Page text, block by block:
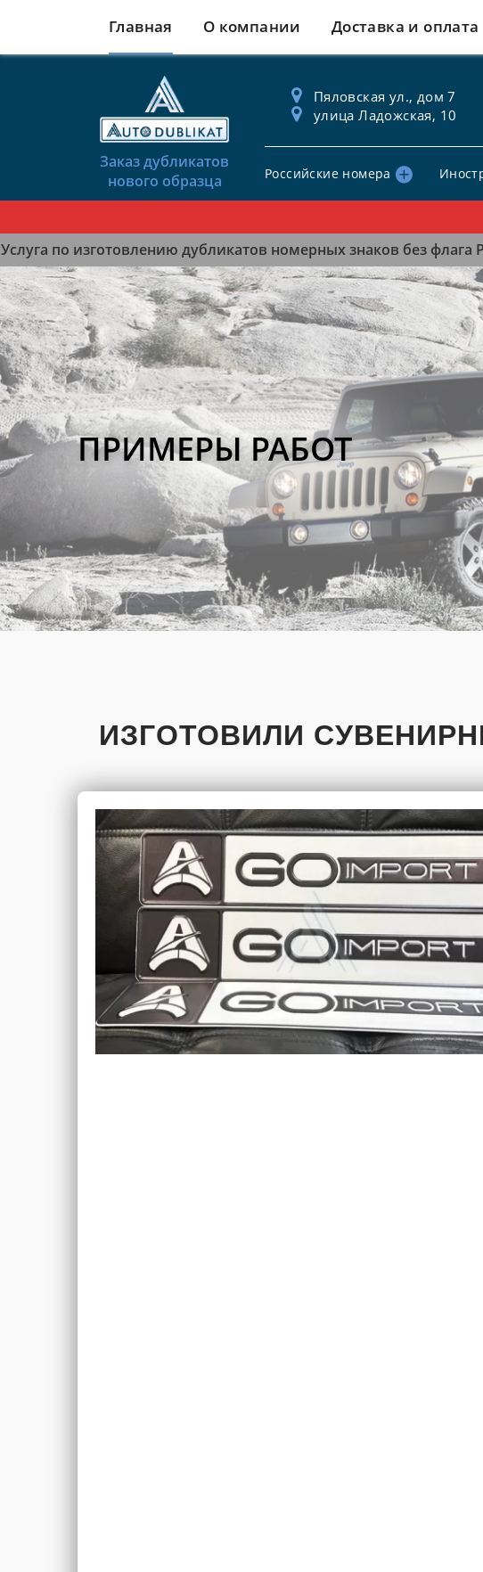
Главная О компании Доставка и оплата
Заказ дубликатов
нового образца
Пяловская ул., дом 7
улица Ладожская, 10
Российские номера
Услуга по изготовлению дубликатов номерных знаков без
ПРИМЕРЫ РАБОТ
ИЗГОТОВИЛИ